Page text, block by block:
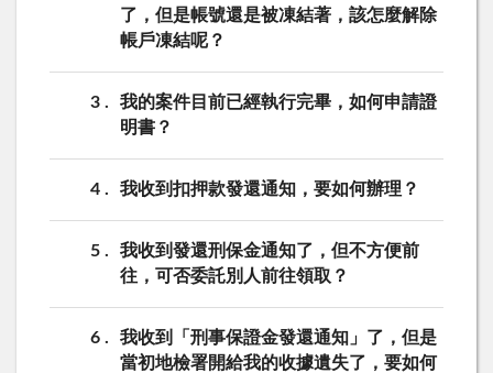
了，但是帳號還是被凍結著，該怎麼解除
帳戶凍結呢？
3
我的案件目前已經執行完畢，如何申請證
明書？
4 我收到扣押款發還通知，要如何辦理？
5
我收到發還刑保金通知了，但不方便前
往，可否委託別人前往領取？
6
我收到「刑事保證金發還通知」了，但是
當初地檢署開給我的收據遺失了，要如何